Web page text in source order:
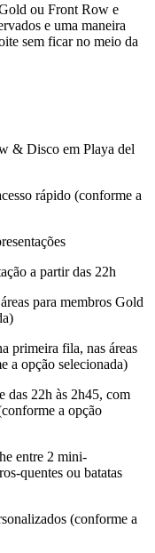
ou Front Row e
e uma maneira
sem ficar no meio da
& Disco em Playa del
rápido (conforme a
a partir das 22h
para membros Gold
primeira fila, nas áreas
a opção selecionada)
das 22h às 2h45, com
a opção
entre 2 mini-
quentes ou batatas
(conforme a